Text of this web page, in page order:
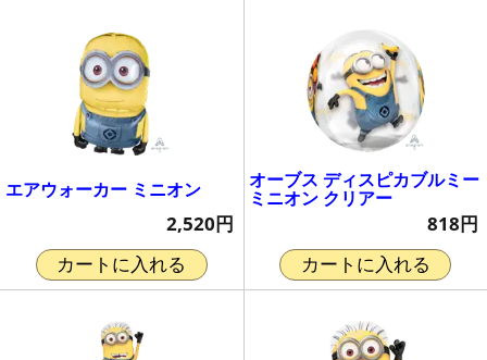
エアウォーカー ミニオン
2,520円
カートに入れる
オーブス ディスピカブルミー
ミニオン クリアー
818円
カートに入れる